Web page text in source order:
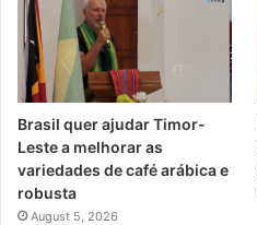
Brasil quer ajudar Timor-
Leste a melhorar as
variedades de café arábica e
robusta
August 5, 2026